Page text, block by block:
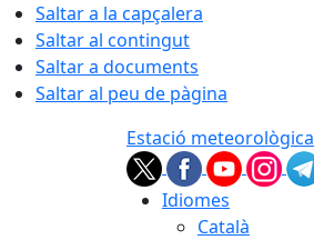
Saltar a la capçalera
Saltar al contingut
Saltar a documents
Saltar al peu de pàgina
Estació meteorològica
Idiomes
Català